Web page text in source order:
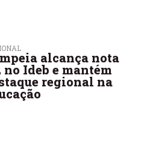
alcança nota
no Ideb e mantém
regional na